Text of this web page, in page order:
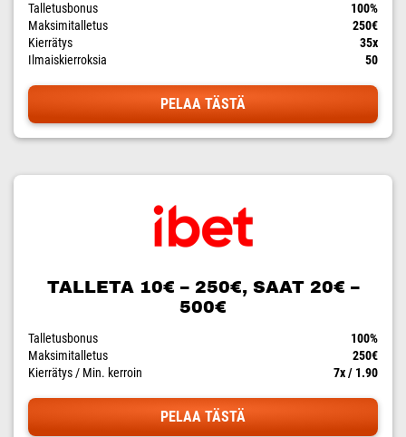
Talletusbonus
100%
Maksimitalletus
250€
Kierrätys
35x
Ilmaiskierroksia
50
PELAA TÄSTÄ
TALLETA 10€ – 250€, SAAT 20€ –
500€
Talletusbonus
100%
Maksimitalletus
250€
Kierrätys / Min. kerroin
7x / 1.90
PELAA TÄSTÄ